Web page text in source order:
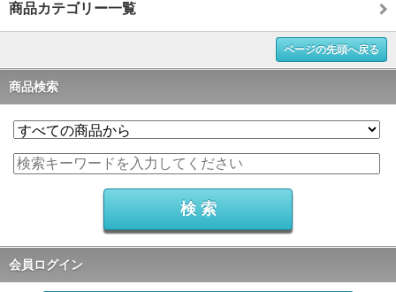
商品カテゴリー一覧
ページの先頭へ戻る
商品検索
会員ログイン